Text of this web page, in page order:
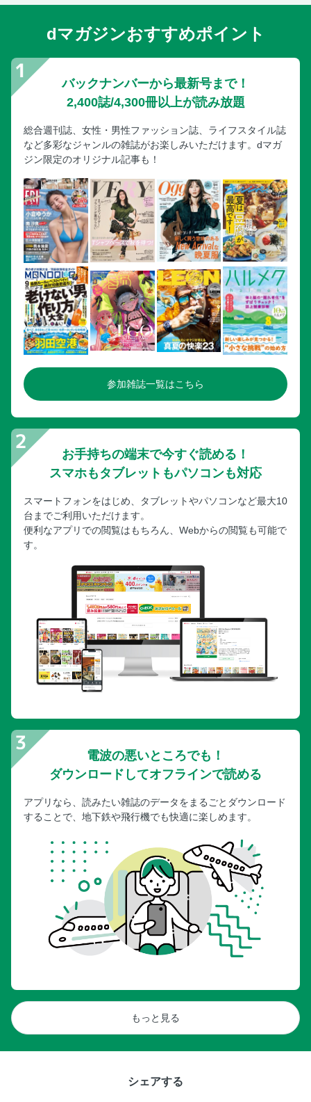
「病気や介護の悩み」募集のお知らせ
愛読者グループ便り
定期購読のご案内
婦人公論ff倶楽部Ｒｏｏｍ
ff倶楽部会員登録方法
阿川佐和子 見上げれば三日月
京の菓子、おりおり
ヤマザキマリ 地球の住民
自社広告
ジェーン・スー スーダラ外伝
ごほうびランチ
次号予告
自社広告
dマガジンおすすめポイント
バックナンバーから最新号まで！
2,400誌/4,300冊以上が読み放題
総合週刊誌、女性・男性ファッション誌、ライフスタイル誌
など多彩なジャンルの雑誌がお楽しみいただけます。dマガ
ジン限定のオリジナル記事も！
参加雑誌一覧はこちら
お手持ちの端末で今すぐ読める！
スマホもタブレットもパソコンも対応
スマートフォンをはじめ、タブレットやパソコンなど最大10
台までご利用いただけます。
便利なアプリでの閲覧はもちろん、Webからの閲覧も可能で
す。
電波の悪いところでも！
ダウンロードしてオフラインで読める
アプリなら、読みたい雑誌のデータをまるごとダウンロード
することで、地下鉄や飛行機でも快適に楽しめます。
もっと見る
シェアする